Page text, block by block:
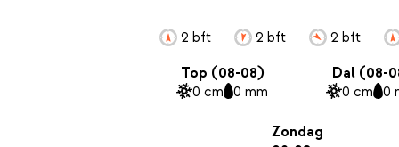
2 bft 2 bft 2 bft
Top (08-08)
0 cm 0 mm
Dal (08-
0 cm 0
Zondag